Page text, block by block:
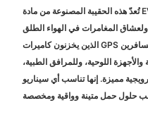
تُعدّ هذه الحقيبة المصنوعة من مادة EVA والمصممة خصيصًا مثاليةً للمصورين
المغامرات في الهواء الطلق
الذين يخزنون كاميرات GPS وكاميرات الحركة، ولرجال الأعمال المسافرين
اللوحية، وللمرافق الطبية،
مميزة. إنها تناسب أي سيناريو